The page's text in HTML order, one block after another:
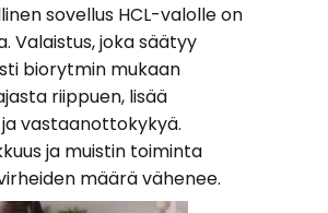
sovellus HCL-valolle on
Valaistus, joka säätyy
biorytmin mukaan
riippuen, lisää
vastaanottokykyä.
ja muistin toiminta
määrä vähenee.